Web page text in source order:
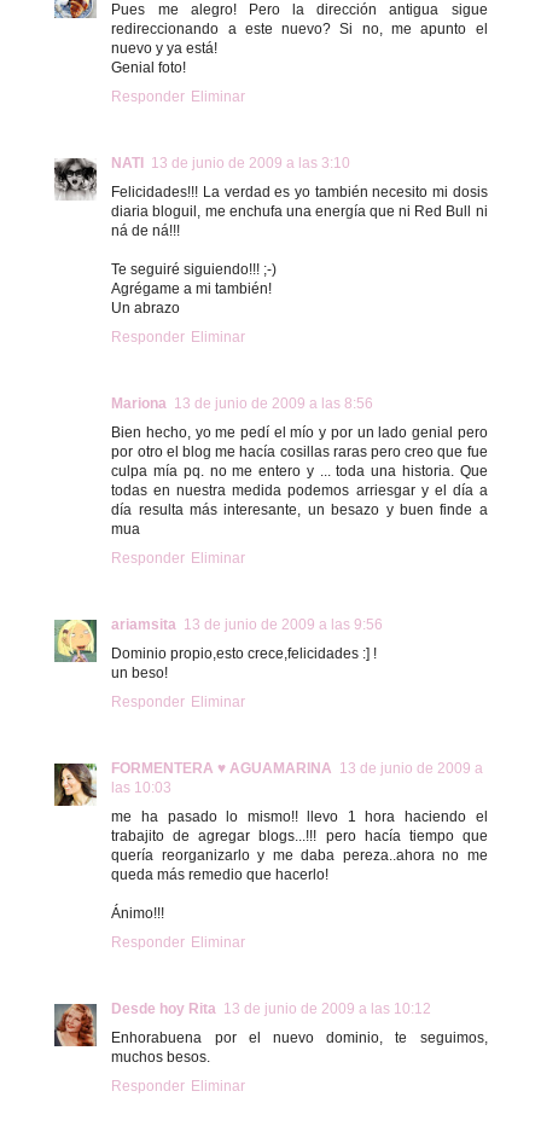
Pues me alegro! Pero la dirección antigua sigue
redireccionando a este nuevo? Si no, me apunto el
nuevo y ya está!
Genial foto!
Responder Eliminar
NATI
13 de junio de 2009 a las 3:10
Felicidades!!! La verdad es yo también necesito mi dosis
diaria bloguil, me enchufa una energía que ni Red Bull ni
ná de ná!!!
Te seguiré siguiendo!!! ;-)
Agrégame a mi también!
Un abrazo
Responder Eliminar
Mariona 13 de junio de 2009 a las 8:56
Bien hecho, yo me pedí el mío y por un lado genial pero
por otro el blog me hacía cosillas raras pero creo que fue
culpa mía pq. no me entero y ... toda una historia. Que
todas en nuestra medida podemos arriesgar y el día a
día resulta más interesante, un besazo y buen finde a
mua
Responder Eliminar
ariamsita 13 de junio de 2009 a las 9:56
Dominio propio,esto crece,felicidades :] !
un beso!
Responder Eliminar
FORMENTERA ♥ AGUAMARINA 13 de junio de 2009 a
las 10:03
me ha pasado lo mismo!! llevo 1 hora haciendo el
trabajito de agregar blogs...!!! pero hacía tiempo que
quería reorganizarlo y me daba pereza..ahora no me
queda más remedio que hacerlo!
Ánimo!!!
Responder Eliminar
Desde hoy Rita 13 de junio de 2009 a las 10:12
Enhorabuena por el nuevo dominio, te seguimos,
muchos besos.
Responder Eliminar